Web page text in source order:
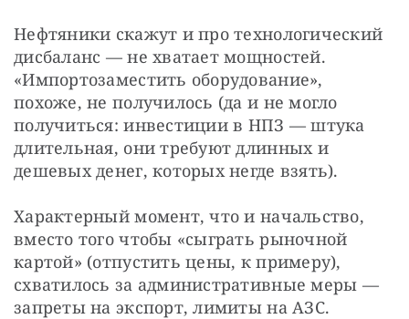
Нефтяники скажут и про технологический
дисбаланс — не хватает мощностей.
«Импортозаместить оборудование»,
похоже, не получилось (да и не могло
получиться: инвестиции в НПЗ — штука
длительная, они требуют длинных и
дешевых денег, которых негде взять).
Характерный момент, что и начальство,
вместо того чтобы «сыграть рыночной
картой» (отпустить цены, к примеру),
схватилось за административные меры —
запреты на экспорт, лимиты на АЗС.